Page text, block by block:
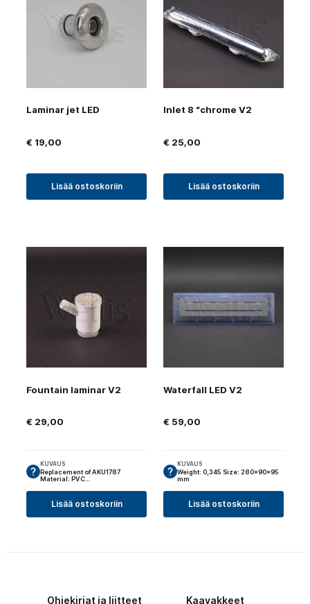
Laminar jet LED
€ 19,00
Lisää ostoskoriin
Inlet 8 “chrome V2
€ 25,00
Lisää ostoskoriin
Fountain laminar V2
€ 29,00
KUVAUS
Replacement of AKU1787
Material: PVC…
Lisää ostoskoriin
Waterfall LED V2
€ 59,00
KUVAUS
Weight: 0,345 Size: 280x90x95
mm
Lisää ostoskoriin
Ohjekirjat ja liitteet Kaavakkeet